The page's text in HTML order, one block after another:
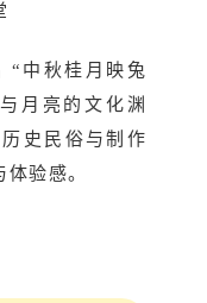
“中秋桂月映兔
月亮的文化渊
史民俗与制作
验感。